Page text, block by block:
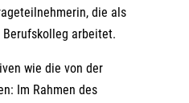
die als
arbeitet.
wie die von der
Im Rahmen des